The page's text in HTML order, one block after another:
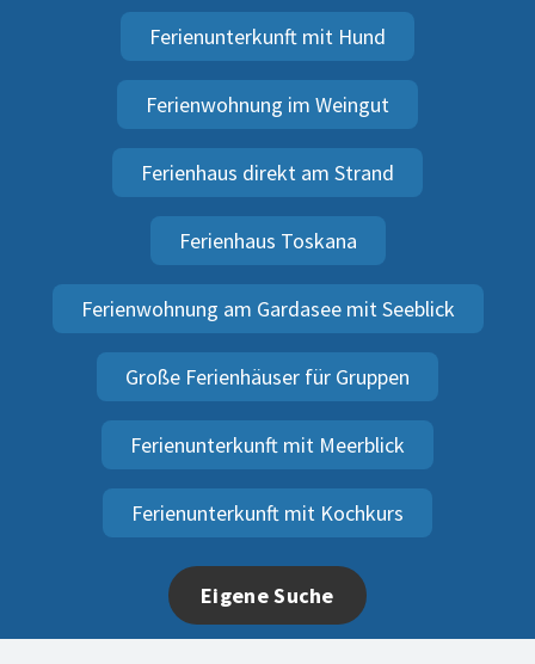
Ferienunterkunft mit Hund
Ferienwohnung im Weingut
Ferienhaus direkt am Strand
Ferienhaus Toskana
Ferienwohnung am Gardasee mit Seeblick
Große Ferienhäuser für Gruppen
Ferienunterkunft mit Meerblick
Ferienunterkunft mit Kochkurs
Eigene Suche